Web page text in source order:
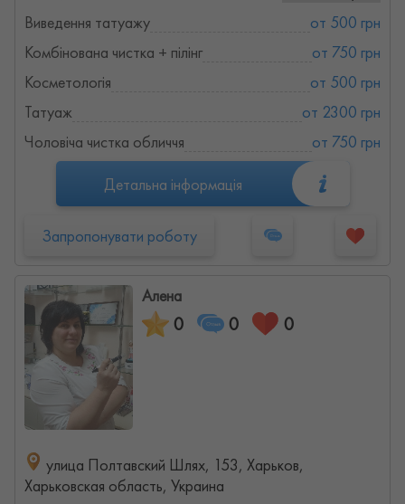
Виведення татуажу
от 500 грн
Комбінована чистка + пілінг
от 750 грн
Косметологія
от 500 грн
Татуаж
от 2300 грн
Чоловіча чистка обличчя
от 750 грн
Детальна інформація
Запропонувати роботу
Алена
0 0 0
улица Полтавский Шлях, 153, Харьков,
Харьковская область, Украина